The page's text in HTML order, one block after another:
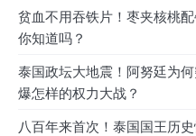
贫血不用吞铁片！枣夹核桃
你知道吗？
泰国政坛大地震！阿努廷为
爆怎样的权力大战？
八百年来首次！泰国国王历